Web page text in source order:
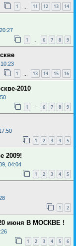
1 11 12 13 14
1 6 7 8 9
1 13 14 15 16
2010
1 6 7 8 9
1 2 3 4 5
2009!
04:04
1 2 3 4 5
1 2
июня В МОСКВЕ !
1 2 3 4 5 6